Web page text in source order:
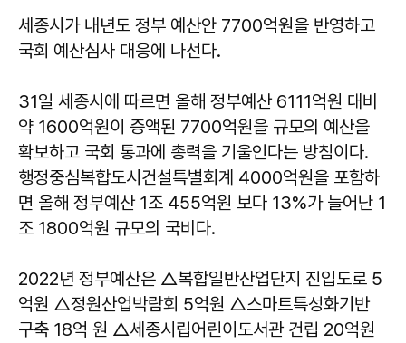
세종시가 내년도 정부 예산안 7700억원을 반영하고
국회 예산심사 대응에 나선다.
31일 세종시에 따르면 올해 정부예산 6111억원 대비
약 1600억원이 증액된 7700억원을 규모의 예산을
확보하고 국회 통과에 총력을 기울인다는 방침이다.
행정중심복합도시건설특별회계 4000억원을 포함하
면 올해 정부예산 1조 455억원 보다 13%가 늘어난 1
조 1800억원 규모의 국비다.
2022년 정부예산은 △복합일반산업단지 진입도로 5
억원 △정원산업박람회 5억원 △스마트특성화기반
구축 18억 원 △세종시립어린이도서관 건립 20억원